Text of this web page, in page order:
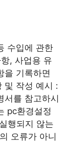
수입에 관한
, 사업용 유
을 기록하면
및 작성 예시 :
서를 참고하시
pc환경설정
행되지 않는
오류가 아니